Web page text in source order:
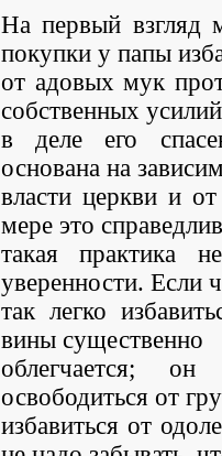
На первый взгляд
покупки у папы
от адовых мук
собственных
в деле его
основана на
власти церкви и
мере это
такая практика
уверенности. Если
так легко
вины существенно
облегчается;
освободиться от
избавиться от